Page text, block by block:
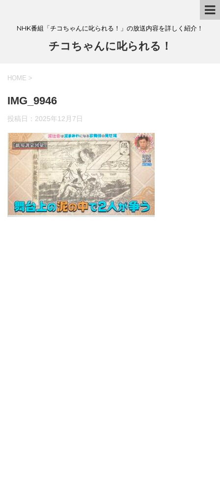
NHK番組「チコちゃんに叱られる！」の放送内容を詳しく紹介！
チコちゃんに叱られる！
HOME >
IMG_9946
投稿日： 2025年12月7日